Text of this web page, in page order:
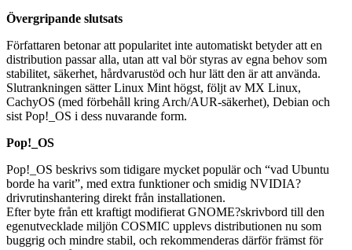
Övergripande slutsats
Författaren betonar att popularitet inte automatiskt betyder att en
distribution passar alla, utan att val bör styras av egna behov som
stabilitet, säkerhet, hårdvarustöd och hur lätt den är att använda.
Slutrankningen sätter Linux Mint högst, följt av MX Linux,
CachyOS (med förbehåll kring Arch/AUR-säkerhet), Debian och
sist Pop!_OS i dess nuvarande form.
Pop!_OS
Pop!_OS beskrivs som tidigare mycket populär och “vad Ubuntu
borde ha varit”, med extra funktioner och smidig NVIDIA?
drivrutinshantering direkt från installationen.
Efter byte från ett kraftigt modifierat GNOME?skrivbord till den
egenutvecklade miljön COSMIC upplevs distributionen nu som
buggrig och mindre stabil, och rekommenderas därför främst för